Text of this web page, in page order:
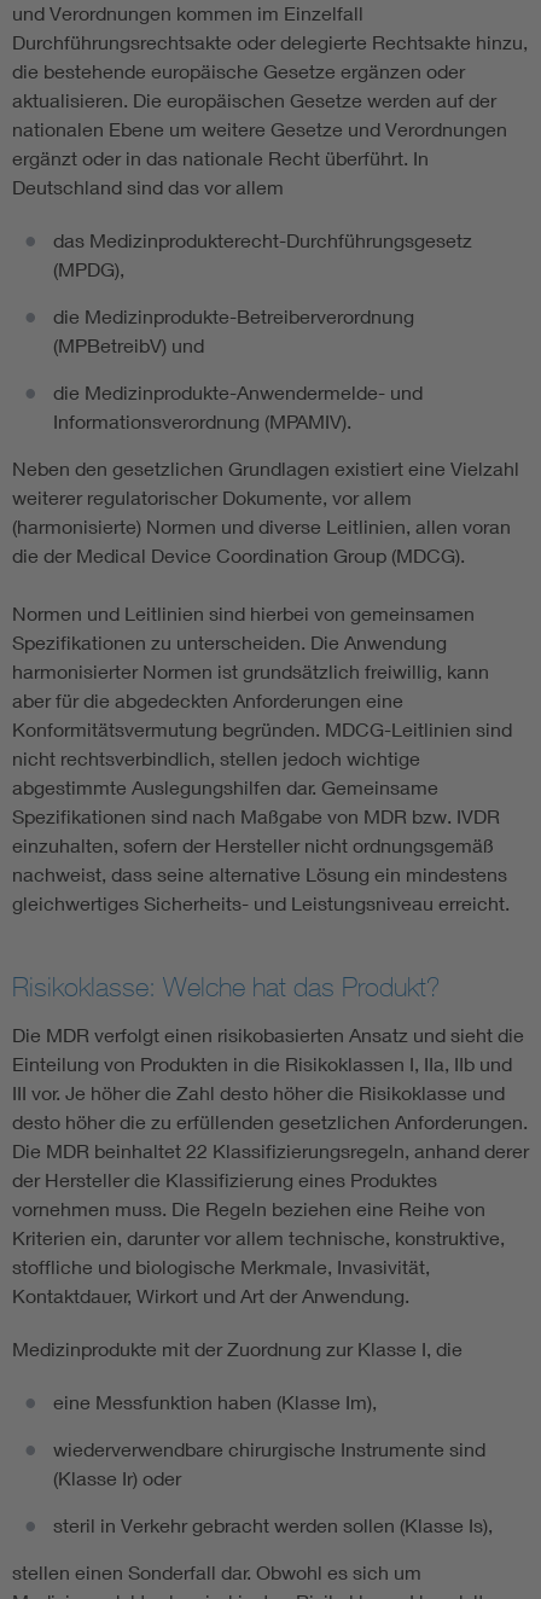
und Verordnungen kommen im Einzelfall
Durchführungsrechtsakte oder delegierte Rechtsakte hinzu,
die bestehende europäische Gesetze ergänzen oder
aktualisieren. Die europäischen Gesetze werden auf der
nationalen Ebene um weitere Gesetze und Verordnungen
ergänzt oder in das nationale Recht überführt. In
Deutschland sind das vor allem
das Medizinprodukterecht-Durchführungsgesetz
(MPDG),
die Medizinprodukte-Betreiberverordnung
(MPBetreibV) und
die Medizinprodukte-Anwendermelde- und
Informationsverordnung (MPAMIV).
Neben den gesetzlichen Grundlagen existiert eine Vielzahl
weiterer regulatorischer Dokumente, vor allem
(harmonisierte) Normen und diverse Leitlinien, allen voran
die der Medical Device Coordination Group (MDCG).
Normen und Leitlinien sind hierbei von gemeinsamen
Spezifikationen zu unterscheiden. Die Anwendung
harmonisierter Normen ist grundsätzlich freiwillig, kann
aber für die abgedeckten Anforderungen eine
Konformitätsvermutung begründen. MDCG-Leitlinien sind
nicht rechtsverbindlich, stellen jedoch wichtige
abgestimmte Auslegungshilfen dar. Gemeinsame
Spezifikationen sind nach Maßgabe von MDR bzw. IVDR
einzuhalten, sofern der Hersteller nicht ordnungsgemäß
nachweist, dass seine alternative Lösung ein mindestens
gleichwertiges Sicherheits- und Leistungsniveau erreicht.
Risikoklasse: Welche hat das Produkt?
Die MDR verfolgt einen risikobasierten Ansatz und sieht die
Einteilung von Produkten in die Risikoklassen I, IIa, IIb und
III vor. Je höher die Zahl desto höher die Risikoklasse und
desto höher die zu erfüllenden gesetzlichen Anforderungen.
Die MDR beinhaltet 22 Klassifizierungsregeln, anhand derer
der Hersteller die Klassifizierung eines Produktes
vornehmen muss. Die Regeln beziehen eine Reihe von
Kriterien ein, darunter vor allem technische, konstruktive,
stoffliche und biologische Merkmale, Invasivität,
Kontaktdauer, Wirkort und Art der Anwendung.
Medizinprodukte mit der Zuordnung zur Klasse I, die
eine Messfunktion haben (Klasse Im),
wiederverwendbare chirurgische Instrumente sind
(Klasse Ir) oder
steril in Verkehr gebracht werden sollen (Klasse Is),
stellen einen Sonderfall dar. Obwohl es sich um